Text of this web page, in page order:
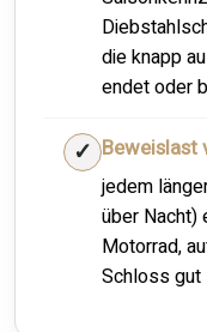
die knapp
endet oder
Beweislast
jedem
über Nacht)
Motorrad,
Schloss gut